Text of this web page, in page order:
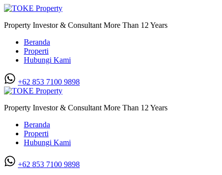
Property Investor & Consultant More Than 12 Years
Beranda
Properti
Hubungi Kami
+62 853 7100 9898‬
Property Investor & Consultant More Than 12 Years
Beranda
Properti
Hubungi Kami
+62 853 7100 9898‬